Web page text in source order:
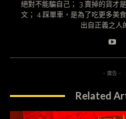
絕對不能騙自己； 3.賣掉的貨才
文； 4.踩單車，是為了吃更多美
出自正義之人
- 廣告 -
Related